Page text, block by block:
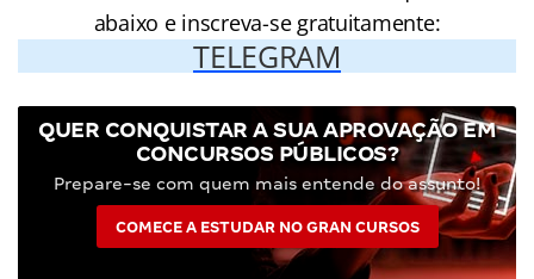
abaixo e inscreva-se gratuitamente:
TELEGRAM
QUER CONQUISTAR A SUA APROVAÇÃO EM
CONCURSOS PÚBLICOS?
Prepare-se com quem mais entende do assunto!
COMECE A ESTUDAR NO GRAN CURSOS